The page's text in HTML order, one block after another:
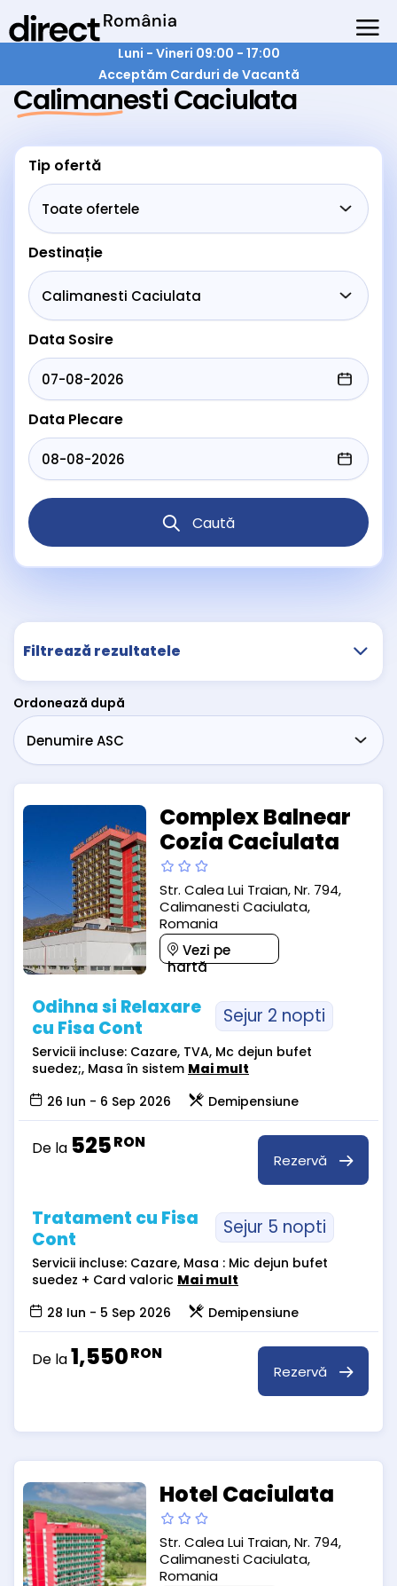
Luni - Vineri 09:00 - 17:00
Acceptăm Carduri de Vacantă
Calimanesti Caciulata
Tip ofertă
Destinație
Data Sosire
Data Plecare
Caută
Filtrează rezultatele
Ordonează după
Complex Balnear
Cozia Caciulata
Str. Calea Lui Traian, Nr. 794,
Calimanesti Caciulata,
Romania
Vezi pe
hartă
Odihna si Relaxare
cu Fisa Cont
Sejur 2 nopti
Servicii incluse: Cazare, TVA, Mc dejun bufet
suedez;, Masa în sistem Mai mult
26 Iun - 6 Sep 2026
Demipensiune
De la 525RON
Rezervă
Tratament cu Fisa
Cont
Sejur 5 nopti
Servicii incluse: Cazare, Masa : Mic dejun bufet
suedez + Card valoric Mai mult
28 Iun - 5 Sep 2026
Demipensiune
De la1,550RON
Rezervă
Hotel Caciulata
Str. Calea Lui Traian, Nr. 794,
Calimanesti Caciulata,
Romania